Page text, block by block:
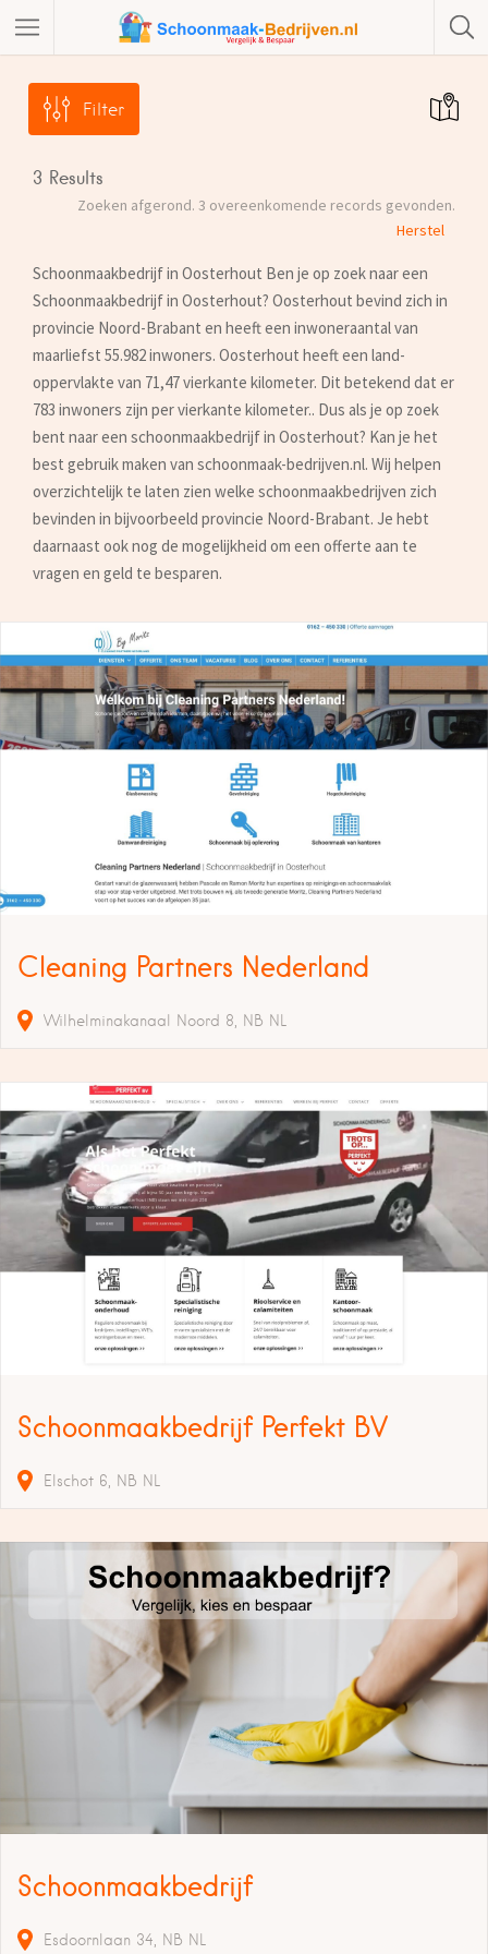
Filter
3 Results
Zoeken afgerond. 3 overeenkomende records gevonden.
Herstel
Schoonmaakbedrijf in Oosterhout Ben je op zoek naar een
Schoonmaakbedrijf in Oosterhout? Oosterhout bevind zich in
provincie Noord-Brabant en heeft een inwoneraantal van
maarliefst 55.982 inwoners. Oosterhout heeft een land-
oppervlakte van 71,47 vierkante kilometer. Dit betekend dat er
783 inwoners zijn per vierkante kilometer.. Dus als je op zoek
bent naar een schoonmaakbedrijf in Oosterhout? Kan je het
best gebruik maken van schoonmaak-bedrijven.nl. Wij helpen
overzichtelijk te laten zien welke schoonmaakbedrijven zich
bevinden in bijvoorbeeld provincie Noord-Brabant. Je hebt
daarnaast ook nog de mogelijkheid om een offerte aan te
vragen en geld te besparen.
Cleaning Partners Nederland
Wilhelminakanaal Noord 8 NB NL
Schoonmaakbedrijf Perfekt BV
Elschot 6 NB NL
Schoonmaakbedrijf
Esdoornlaan 34 NB NL